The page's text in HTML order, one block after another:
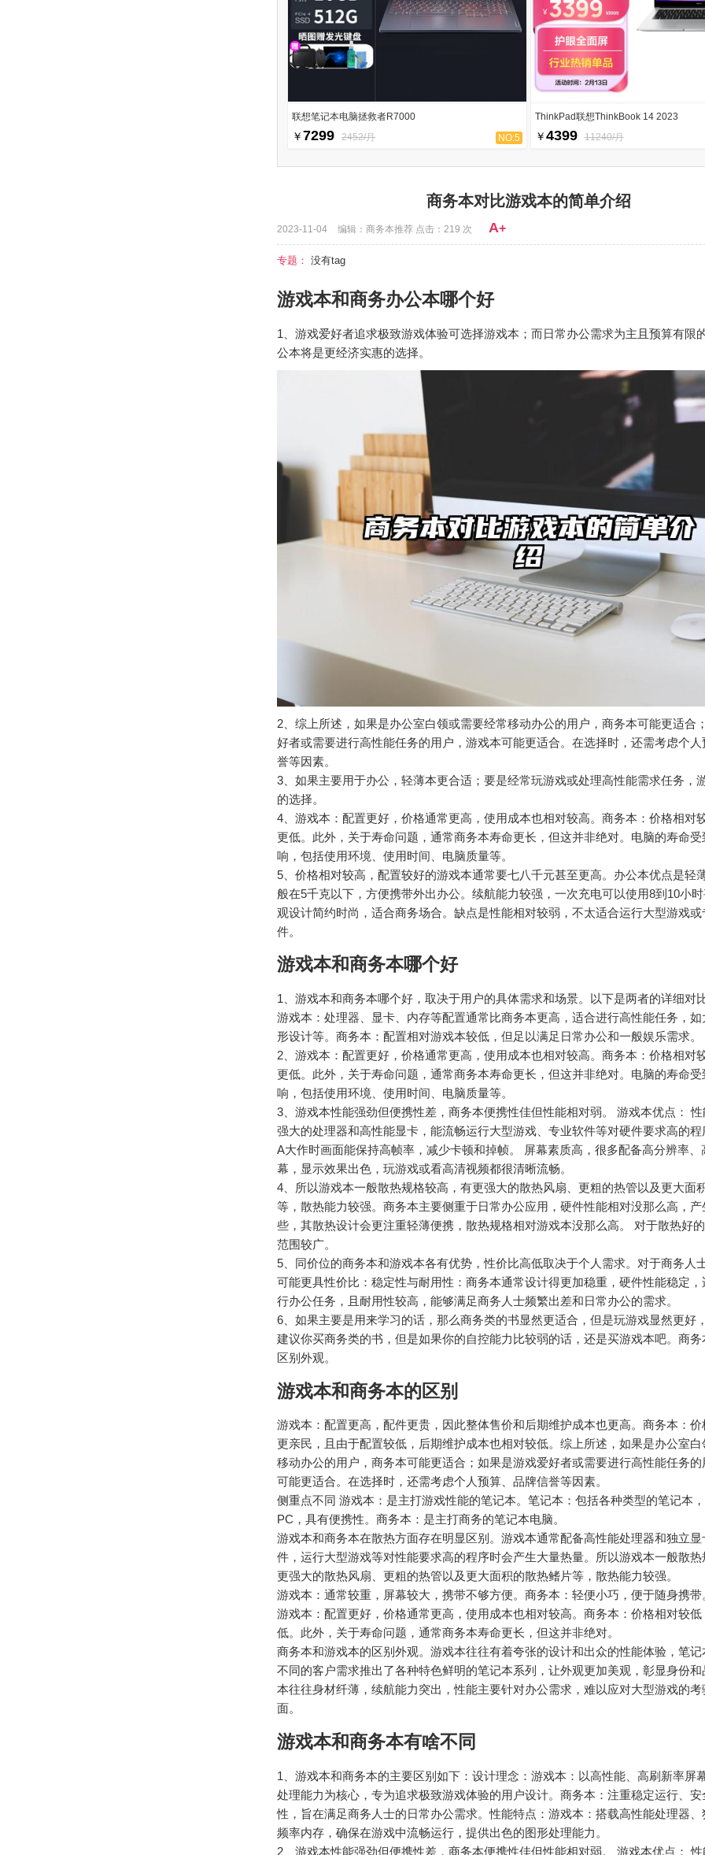
联想笔记本电脑拯救者R7000
￥7299 2452/月 NO:5
ThinkPad联想ThinkBook 14 2023
￥4399 11240/月
商务本对比游戏本的简单介绍
2023-11-04 编辑：商务本推荐 点击：219 次 A+
专题： 没有tag
游戏本和商务办公本哪个好
1、游戏爱好者追求极致游戏体验可选择游戏本；而日常办公需求为主且预算有限
公本将是更经济实惠的选择。
2、综上所述，如果是办公室白领或需要经常移动办公的用户，商务本可能更适合
好者或需要进行高性能任务的用户，游戏本可能更适合。在选择时，还需考虑个
誉等因素。
3、如果主要用于办公，轻薄本更合适；要是经常玩游戏或处理高性能需求任务，
的选择。
4、游戏本：配置更好，价格通常更高，使用成本也相对较高。商务本：价格相对
更低。此外，关于寿命问题，通常商务本寿命更长，但这并非绝对。电脑的寿命
响，包括使用环境、使用时间、电脑质量等。
5、价格相对较高，配置较好的游戏本通常要七八千元甚至更高。办公本优点是轻
般在5千克以下，方便携带外出办公。续航能力较强，一次充电可以使用8到10小
观设计简约时尚，适合商务场合。缺点是性能相对较弱，不太适合运行大型游戏
件。
游戏本和商务本哪个好
1、游戏本和商务本哪个好，取决于用户的具体需求和场景。以下是两者的详细对
游戏本：处理器、显卡、内存等配置通常比商务本更高，适合进行高性能任务，
形设计等。商务本：配置相对游戏本较低，但足以满足日常办公和一般娱乐需求。
2、游戏本：配置更好，价格通常更高，使用成本也相对较高。商务本：价格相对
更低。此外，关于寿命问题，通常商务本寿命更长，但这并非绝对。电脑的寿命
响，包括使用环境、使用时间、电脑质量等。
3、游戏本性能强劲但便携性差，商务本便携性佳但性能相对弱。 游戏本优点：
强大的处理器和高性能显卡，能流畅运行大型游戏、专业软件等对硬件要求高的
A大作时画面能保持高帧率，减少卡顿和掉帧。 屏幕素质高，很多配备高分辨率、
幕，显示效果出色，玩游戏或看高清视频都很清晰流畅。
4、所以游戏本一般散热规格较高，有更强大的散热风扇、更粗的热管以及更大面
等，散热能力较强。商务本主要侧重于日常办公应用，硬件性能相对没那么高，
些，其散热设计会更注重轻薄便携，散热规格相对游戏本没那么高。 对于散热好
范围较广。
5、同价位的商务本和游戏本各有优势，性价比高低取决于个人需求。对于商务人
可能更具性价比：稳定性与耐用性：商务本通常设计得更加稳重，硬件性能稳定
行办公任务，且耐用性较高，能够满足商务人士频繁出差和日常办公的需求。
6、如果主要是用来学习的话，那么商务类的书显然更适合，但是玩游戏显然更好
建议你买商务类的书，但是如果你的自控能力比较弱的话，还是买游戏本吧。商
区别外观。
游戏本和商务本的区别
游戏本：配置更高，配件更贵，因此整体售价和后期维护成本也更高。商务本：
更亲民，且由于配置较低，后期维护成本也相对较低。综上所述，如果是办公室
移动办公的用户，商务本可能更适合；如果是游戏爱好者或需要进行高性能任务
可能更适合。在选择时，还需考虑个人预算、品牌信誉等因素。
侧重点不同 游戏本：是主打游戏性能的笔记本。笔记本：包括各种类型的笔记本
PC，具有便携性。商务本：是主打商务的笔记本电脑。
游戏本和商务本在散热方面存在明显区别。游戏本通常配备高性能处理器和独立
件，运行大型游戏等对性能要求高的程序时会产生大量热量。所以游戏本一般散
更强大的散热风扇、更粗的热管以及更大面积的散热鳍片等，散热能力较强。
游戏本：通常较重，屏幕较大，携带不够方便。商务本：轻便小巧，便于随身携
游戏本：配置更好，价格通常更高，使用成本也相对较高。商务本：价格相对较
低。此外，关于寿命问题，通常商务本寿命更长，但这并非绝对。
商务本和游戏本的区别外观。游戏本往往有着夸张的设计和出众的性能体验，笔
不同的客户需求推出了各种特色鲜明的笔记本系列，让外观更加美观，彰显身份
本往往身材纤薄，续航能力突出，性能主要针对办公需求，难以应对大型游戏的
面。
游戏本和商务本有啥不同
1、游戏本和商务本的主要区别如下：设计理念：游戏本：以高性能、高刷新率屏
处理能力为核心，专为追求极致游戏体验的用户设计。商务本：注重稳定运行、
性，旨在满足商务人士的日常办公需求。性能特点：游戏本：搭载高性能处理器
频率内存，确保在游戏中流畅运行，提供出色的图形处理能力。
2、游戏本性能强劲但便携性差，商务本便携性佳但性能相对弱。 游戏本优点：